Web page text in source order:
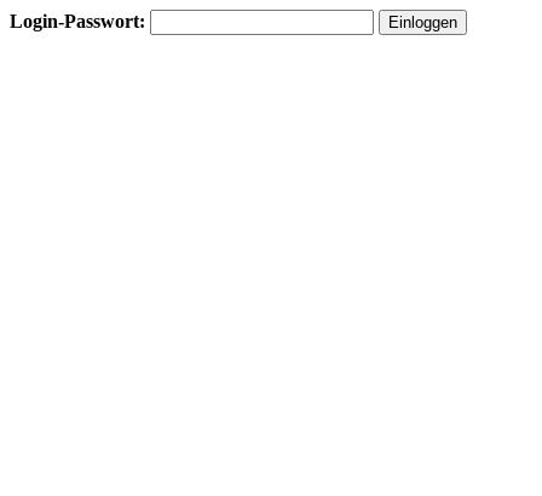
Login-Passwort: